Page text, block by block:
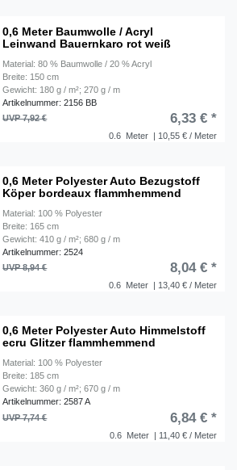
0,6 Meter Baumwolle / Acryl
Leinwand Bauernkaro rot weiß
Material: 80 % Baumwolle / 20 % Acryl
Breite: 150 cm
Gewicht: 180 g / m²; 270 g / m
Artikelnummer: 2156 BB
0.6 Meter | 10,55 € / Meter
UVP 7,92 € 6,33 € *
0,6 Meter Polyester Auto Bezugstoff
Köper bordeaux flammhemmend
Material: 100 % Polyester
Breite: 165 cm
Gewicht: 410 g / m²; 680 g / m
Artikelnummer: 2524
0.6 Meter | 13,40 € / Meter
UVP 8,94 € 8,04 € *
0,6 Meter Polyester Auto Himmelstoff
ecru Glitzer flammhemmend
Material: 100 % Polyester
Breite: 185 cm
Gewicht: 360 g / m²; 670 g / m
Artikelnummer: 2587 A
0.6 Meter | 11,40 € / Meter
UVP 7,74 € 6,84 € *